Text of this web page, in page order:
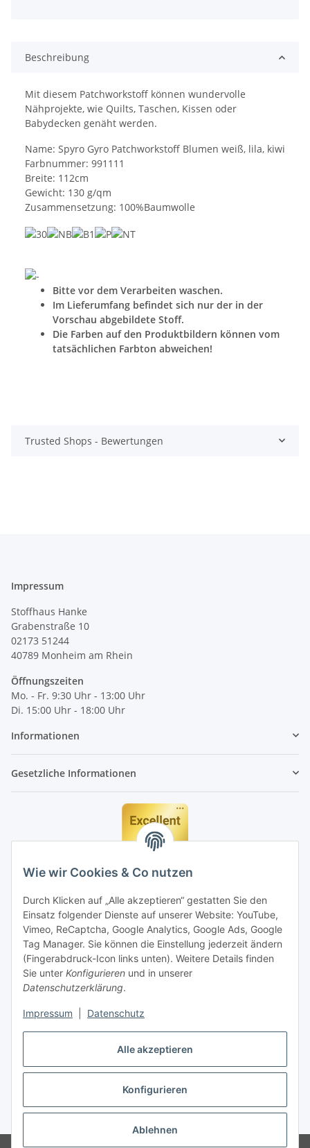
Alle akzeptieren
Konfigurieren
Ablehnen
Wie wir Cookies & Co nutzen
Durch Klicken auf „Alle akzeptieren“ gestatten Sie den
Einsatz folgender Dienste auf unserer Website: YouTube,
Vimeo, ReCaptcha, Google Analytics, Google Ads, Google
Tag Manager. Sie können die Einstellung jederzeit ändern
(Fingerabdruck-Icon links unten). Weitere Details finden
Sie unter Konfigurieren und in unserer
Datenschutzerklärung.
Impressum Datenschutz
Beschreibung
Mit diesem Patchworkstoff können wundervolle
Nähprojekte, wie Quilts, Taschen, Kissen oder
Babydecken genäht werden.
Name: Spyro Gyro Patchworkstoff Blumen weiß, lila, kiwi
Farbnummer: 991111
Breite: 112cm
Gewicht: 130 g/qm
Zusammensetzung: 100%Baumwolle
Bitte vor dem Verarbeiten waschen.
Im Lieferumfang befindet sich nur der in der
Vorschau abgebildete Stoff.
Die Farben auf den Produktbildern können vom
tatsächlichen Farbton abweichen!
Trusted Shops - Bewertungen
Impressum
Stoffhaus Hanke
Grabenstraße 10
02173 51244
40789 Monheim am Rhein
Öffnungszeiten
Mo. - Fr. 9:30 Uhr - 13:00 Uhr
Di. 15:00 Uhr - 18:00 Uhr
Informationen
Gesetzliche Informationen
Vertrag widerrufen
* Alle Preise inkl. gesetzlicher MwSt., zzgl.Versand